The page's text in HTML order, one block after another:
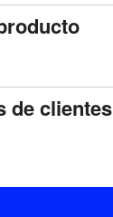
de clientes